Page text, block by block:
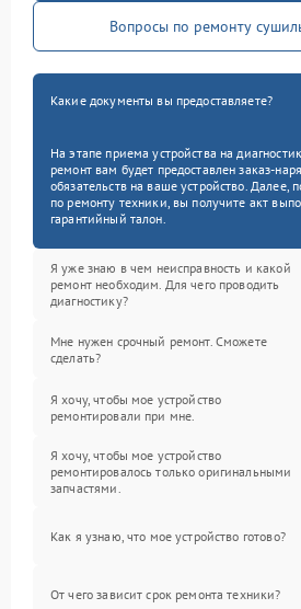
Вопросы по ремонту
Какие документы вы предоставляете?
На этапе приема устройства на
ремонт вам будет предоставлен заказ-
обязательств на ваше устройство. Далее,
по ремонту техники, вы получите акт
гарантийный талон.
Я уже знаю в чем неисправность и какой
ремонт необходим. Для чего проводить
диагностику?
Мне нужен срочный ремонт. Сможете
сделать?
Я хочу, чтобы мое устройство
ремонтировали при мне.
Я хочу, чтобы мое устройство
ремонтировалось только оригинальными
запчастями.
Как я узнаю, что мое устройство готово?
От чего зависит срок ремонта техники?